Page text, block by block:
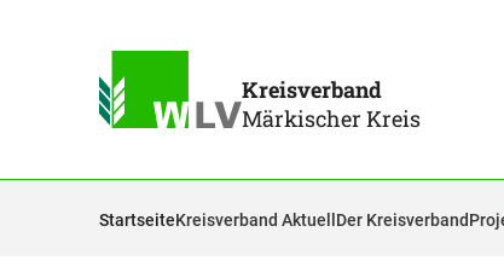
Kreisverband
Märkischer Kreis
StartseiteKreisverband Aktuell Der Kreisverband